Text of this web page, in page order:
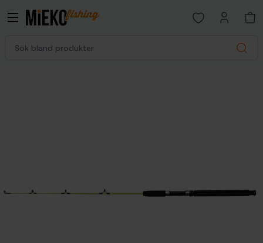
Search
Open favorites